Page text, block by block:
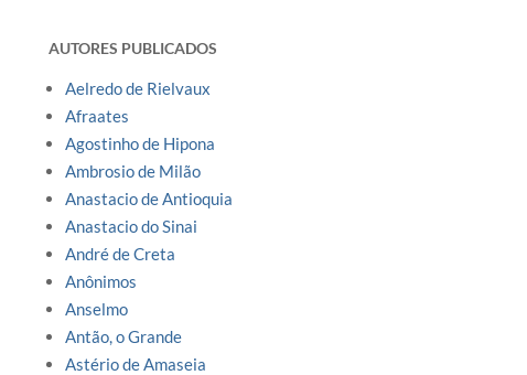
AUTORES PUBLICADOS
Aelredo de Rielvaux
Afraates
Agostinho de Hipona
Ambrosio de Milão
Anastacio de Antioquia
Anastacio do Sinai
André de Creta
Anônimos
Anselmo
Antão, o Grande
Astério de Amaseia